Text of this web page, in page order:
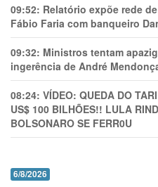
09:52: Relatório expõe rede
Fábio Faria com banqueiro
09:32: Ministros tentam
ingerência de André
08:24: VÍDEO: QUEDA DO
US$ 100 BILHÕES!! LULA
BOLSONARO SE FERR0U
6/8/2026